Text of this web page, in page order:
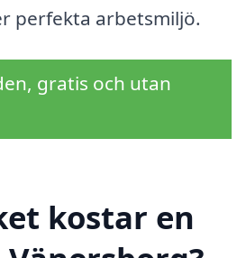
perfekta arbetsmiljö.
gratis och utan
kostar en